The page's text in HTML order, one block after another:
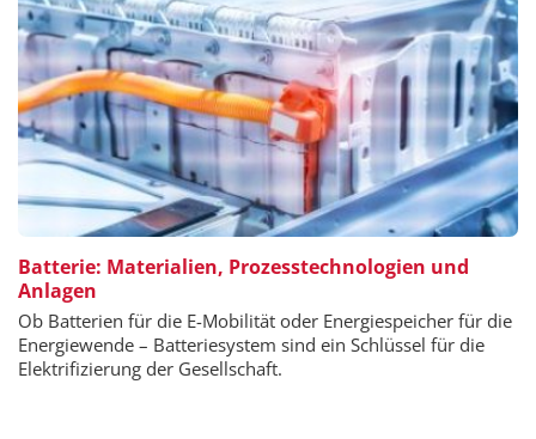
Batterie: Materialien, Prozesstechnologien und
Anlagen
Ob Batterien für die E-Mobilität oder Energiespeicher für die
Energiewende – Batteriesystem sind ein Schlüssel für die
Elektrifizierung der Gesellschaft.